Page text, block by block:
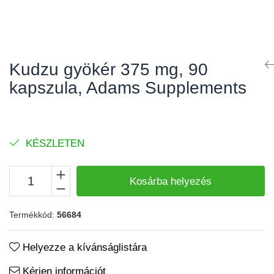
Kudzu gyökér 375 mg, 90
kapszula, Adams Supplements
KÉSZLETEN
Kosárba helyezés
Termékkód: 56684
Helyezze a kívánságlistára
Kérjen információt